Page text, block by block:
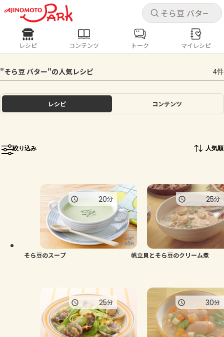
キャ
ログインするとレシピを保存できます
ログイン
ホーム
トーク
よくあるお問い合わせ
お買い物
キャ
レシピ コンテンツ
人気の食材・レシピ
きゅうり なす トマト とうもろこし
ピーマン
レシピ コンテンツ トーク マイレシピ
"そら豆 バター"の人気レシピ 4件
レシピ コンテンツ
絞り込み 人気順
そら豆のスープ
20分
帆立貝とそら豆のクリーム煮
25分
25分 30分